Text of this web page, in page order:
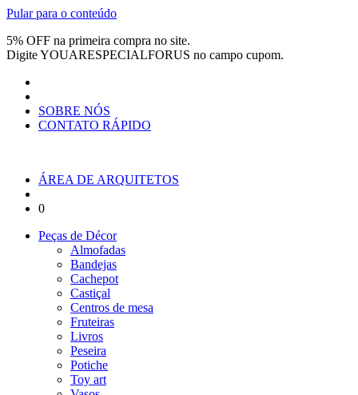
Pular para o conteúdo
5% OFF na primeira compra no site.
DigiteYOUARESPECIALFORUS no campo cupom.
SOBRE NÓS
CONTATO RÁPIDO
ÁREA DE ARQUITETOS
0
Peças de Décor
Almofadas
Bandejas
Cachepot
Castiçal
Centros de mesa
Fruteiras
Livros
Peseira
Potiche
Toy art